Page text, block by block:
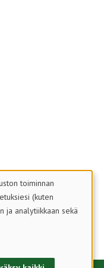
toiminnan
(kuten
ja analytiikkaan sekä